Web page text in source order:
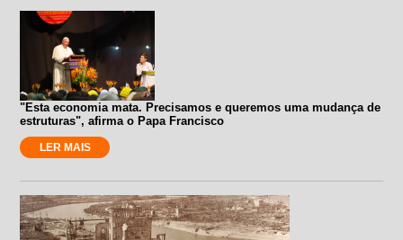
"Esta economia mata. Precisamos e queremos uma mudança de
estruturas", afirma o Papa Francisco
LER MAIS